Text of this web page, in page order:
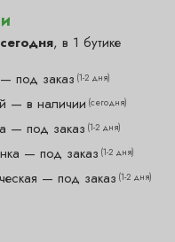
сегодня, в 1 бутике
— в наличии (сегодня)
под заказ (1-2 дня)
— под заказ (1-2 дня)
— под заказ (1-2 дня)
— под заказ (1-2 дня)